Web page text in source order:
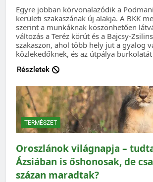
Egyre jobban körvonalazódik a
kerületi szakaszának új alakja. A BKK
szerint a munkáknak köszönhetően
változás a Teréz körút és a Bajcsy-
szakaszon, ahol több hely jut a gyalog
közlekedőknek, és az útpálya
Részletek
TERMÉSZET
Oroszlánok világnapja –
Ázsiában is őshonosak, de
százan maradtak?